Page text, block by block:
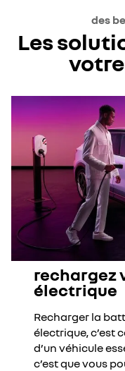
des
Les
rechargez
électrique
Recharger la
électrique, c’est
d’un véhicule
c’est que vous